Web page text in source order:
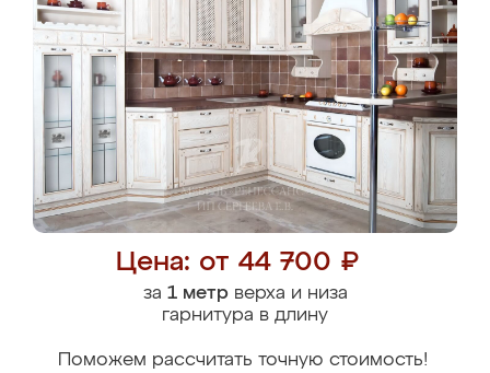
Цена: от 44 700 ₽
за 1 метрверха и низа
гарнитура в длину
Поможем рассчитать точную стоимость!